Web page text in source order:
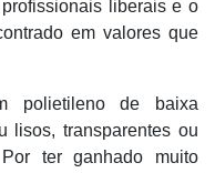
liberais e o
em valores que
polietileno de baixa
lisos, transparentes ou
ter ganhado muito